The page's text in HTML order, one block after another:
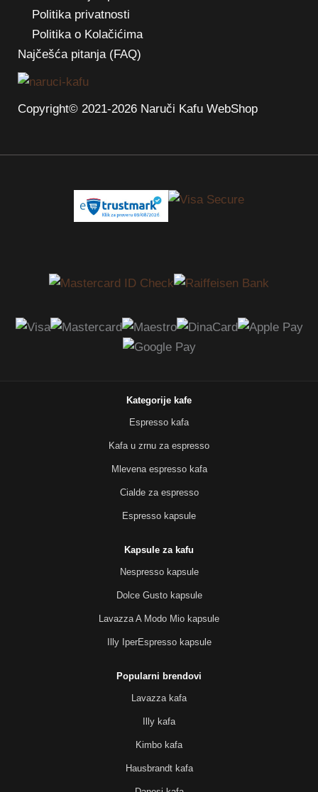
Politika privatnosti
Politika o Kolačićima
Najčešća pitanja (FAQ)
Copyright© 2021-2026 Naruči Kafu WebShop
Kategorije kafe
Espresso kafa
Kafa u zrnu za espresso
Mlevena espresso kafa
Cialde za espresso
Espresso kapsule
Kapsule za kafu
Nespresso kapsule
Dolce Gusto kapsule
Lavazza A Modo Mio kapsule
Illy IperEspresso kapsule
Popularni brendovi
Lavazza kafa
Illy kafa
Kimbo kafa
Hausbrandt kafa